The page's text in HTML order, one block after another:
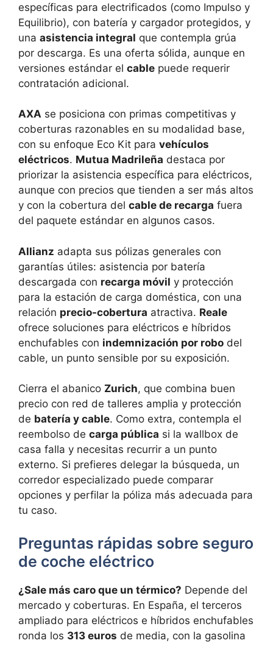
específicas para electrificados (como Impulso y
Equilibrio), con batería y cargador protegidos, y
una asistencia integral que contempla grúa
por descarga. Es una oferta sólida, aunque en
versiones estándar el cable puede requerir
contratación adicional.
AXA se posiciona con primas competitivas y
coberturas razonables en su modalidad base,
con su enfoque Eco Kit para vehículos
eléctricos. Mutua Madrileña destaca por
priorizar la asistencia específica para eléctricos,
aunque con precios que tienden a ser más altos
y con la cobertura del cable de recarga fuera
del paquete estándar en algunos casos.
Allianz adapta sus pólizas generales con
garantías útiles: asistencia por batería
descargada con recarga móvil y protección
para la estación de carga doméstica, con una
relación precio-cobertura atractiva. Reale
ofrece soluciones para eléctricos e híbridos
enchufables con indemnización por robo del
cable, un punto sensible por su exposición.
Cierra el abanico Zurich, que combina buen
precio con red de talleres amplia y protección
de batería y cable. Como extra, contempla el
reembolso de carga pública si la wallbox de
casa falla y necesitas recurrir a un punto
externo. Si prefieres delegar la búsqueda, un
corredor especializado puede comparar
opciones y perfilar la póliza más adecuada para
tu caso.
Preguntas rápidas sobre seguro
de coche eléctrico
¿Sale más caro que un térmico? Depende del
mercado y coberturas. En España, el terceros
ampliado para eléctricos e híbridos enchufables
ronda los 313 euros de media, con la gasolina